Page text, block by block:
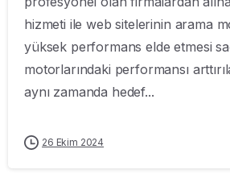
hizmeti ile web sitelerinin arama
yüksek performans elde etmesi
motorlarındaki performansı
aynı zamanda hedef...
26 Ekim 2024